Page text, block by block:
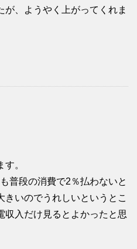
、ようやく上がってくれま
。
普段の消費で2％払わないと
いのでうれしいというとこ
収入だけ見るとよかったと思